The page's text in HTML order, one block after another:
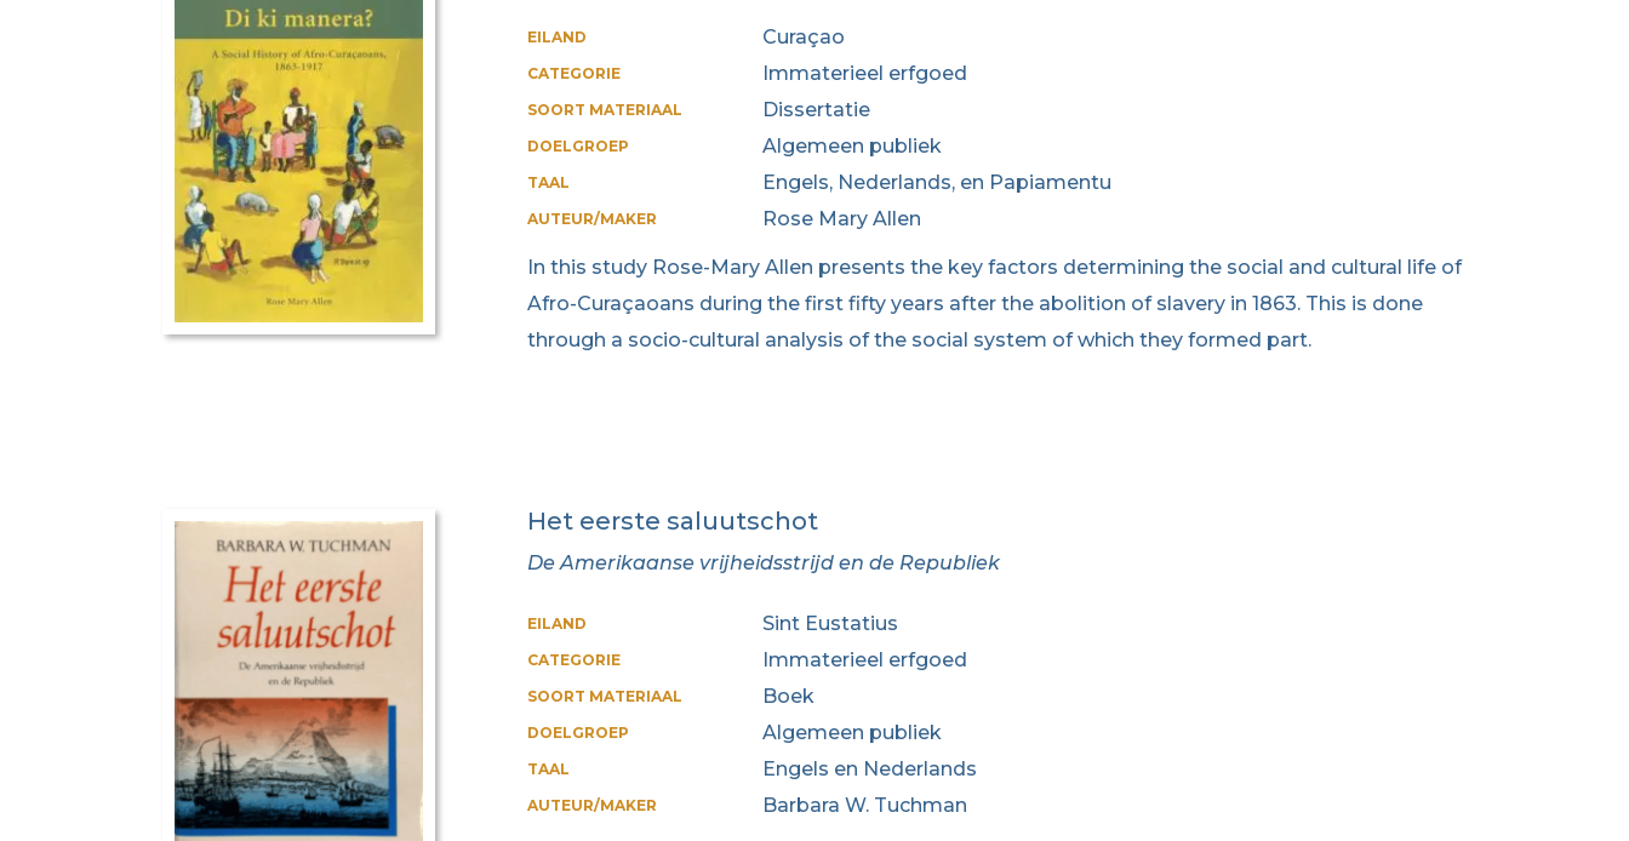
EILAND Curaçao
CATEGORIE Immaterieel erfgoed
SOORT MATERIAAL Dissertatie
DOELGROEP Algemeen publiek
TAAL Engels, Nederlands, en Papiamentu
AUTEUR/MAKER Rose Mary Allen
In this study Rose-Mary Allen presents the key factors determining the social and cultural life of
Afro-Curaçaoans during the first fifty years after the abolition of slavery in 1863. This is done
through a socio-cultural analysis of the social system of which they formed part.
Het eerste saluutschot
De Amerikaanse vrijheidsstrijd en de Republiek
EILAND Sint Eustatius
CATEGORIE Immaterieel erfgoed
SOORT MATERIAAL Boek
DOELGROEP Algemeen publiek
TAAL Engels en Nederlands
AUTEUR/MAKER Barbara W. Tuchman